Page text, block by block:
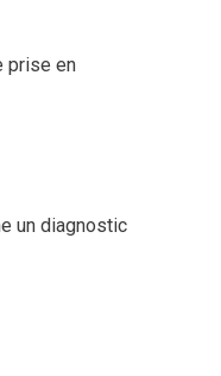
prise en
un diagnostic